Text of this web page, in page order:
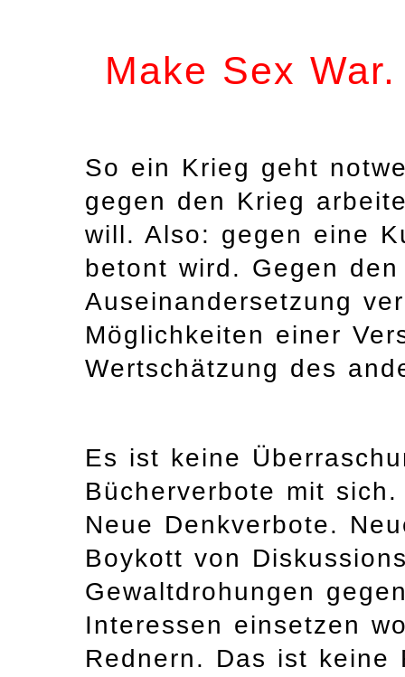
Make Sex
So ein Krieg geht
gegen den Krieg
will. Also: gegen eine
betont wird. Gegen
Auseinandersetzung
Möglichkeiten einer
Wertschätzung des
Es ist keine
Bücherverbote mit
Neue Denkverbote.
Boykott von
Gewaltdrohungen
Interessen einsetzen
Rednern. Das ist keine